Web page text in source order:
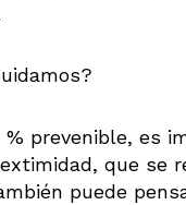
prevenible, es
que se
puede